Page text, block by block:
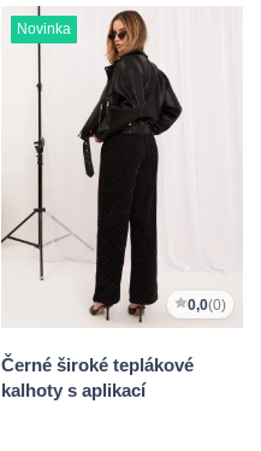
Novinka
0,0(0)
Černé široké teplákové
kalhoty s aplikací